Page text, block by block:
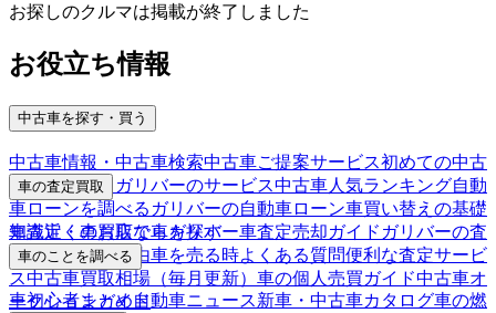
お探しのクルマは掲載が終了しました
お役立ち情報
中古車を探す・買う
中古車情報・中古車検索中古車ご提案サービス初めての中古
車購入ガイド
ガリバーのサービス中古車人気ランキング自動
車ローンを調べる ガリバーの自動車ローン車買い替えの基礎
知識近くのお店で車を探す
車の査定買取
車査定・車買取ならガリバー車査定売却ガイド ガリバーの査
定が選ばれる理由車を売る時よくある質問便利な査定サービ
ス中古車買取相場（毎月更新） 車の個人売買ガイド中古車オ
ークションガイド
車のことを調べる
車初心者まとめ自動車ニュース新車・中古車カタログ車の燃